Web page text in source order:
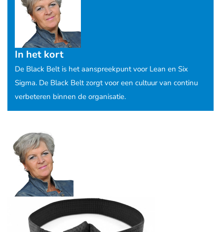
In het kort
De Black Belt is het aanspreekpunt voor Lean en Six
Sigma. De Black Belt zorgt voor een cultuur van continu
verbeteren binnen de organisatie.